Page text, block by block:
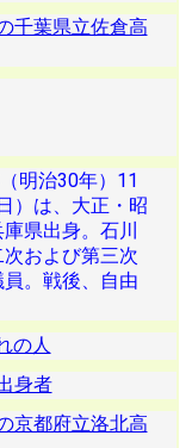
千葉県立佐倉高
明治30年）11
）は、大正・昭
県出身。石川
および第三次
。戦後、自由
の人
身者
京都府立洛北高